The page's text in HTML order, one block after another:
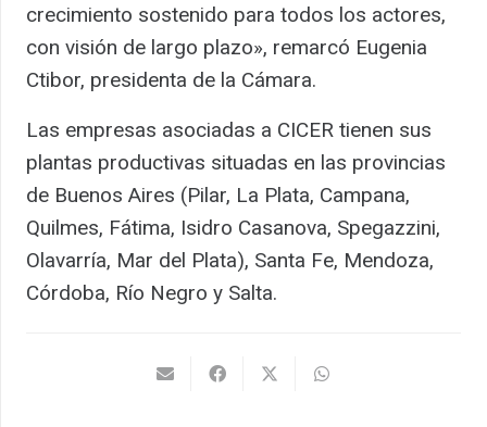
crecimiento sostenido para todos los actores,
con visión de largo plazo», remarcó Eugenia
Ctibor, presidenta de la Cámara.
Las empresas asociadas a CICER tienen sus
plantas productivas situadas en las provincias
de Buenos Aires (Pilar, La Plata, Campana,
Quilmes, Fátima, Isidro Casanova, Spegazzini,
Olavarría, Mar del Plata), Santa Fe, Mendoza,
Córdoba, Río Negro y Salta.